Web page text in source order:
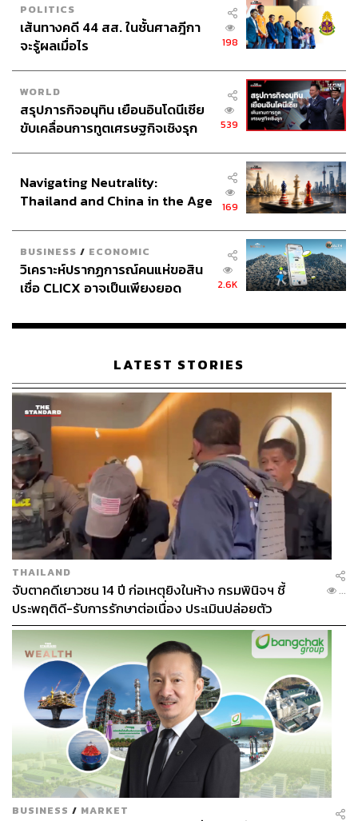
POLITICS
เส้นทางคดี 44 สส. ในชั้นศาลฎีกา
จะรู้ผลเมื่อไร
198
WORLD
สรุปภารกิจอนุทิน เยือนอินโดนีเซีย
ขับเคลื่อนการทูตเศรษฐกิจเชิงรุก
539
Navigating Neutrality:
Thailand and China in the Age
169
BUSINESS / ECONOMIC
วิเคราะห์ปรากฏการณ์คนแห่ขอสิน
เชื่อ CLICX อาจเป็นเพียงยอด
เรือนไทยที่ถูกซุกไว้
2.6K
LATEST STORIES
THAILAND
จับตาคดีเยาวชน 14 ปี ก่อเหตุยิงในห้าง กรมพินิจฯ ชี้
ประพฤติดี-รับการรักษาต่อเนื่อง ประเมินปล่อยตัว
...
BUSINESS / MARKET